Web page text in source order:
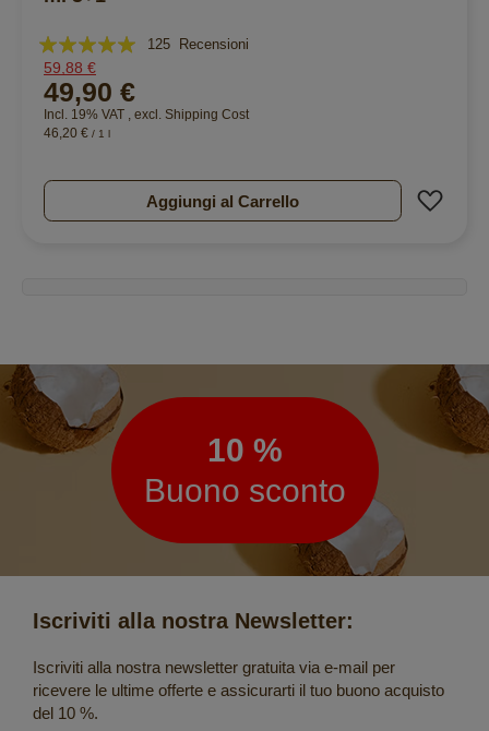
Valutazione:
96%
125 Recensioni
59,88 €
49,90 €
Incl. 19% VAT , excl. Shipping Cost
46,20 € / 1 l
Aggiungi al Carrello
Newsletter
10 %
Buono sconto
Iscriviti alla nostra Newsletter:
Iscriviti alla nostra newsletter gratuita via e-mail per
ricevere le ultime offerte e assicurarti il tuo buono acquisto
del 10 %.